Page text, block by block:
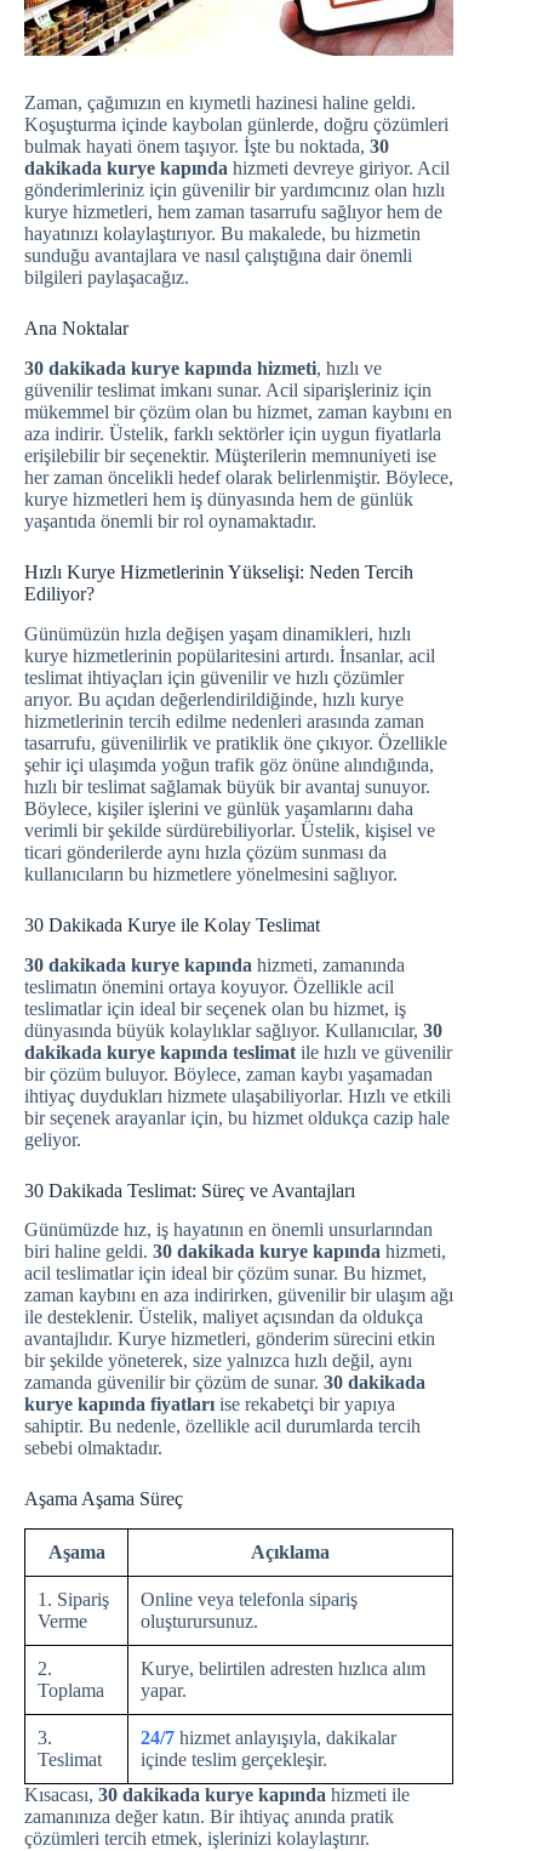
Zaman, çağımızın en kıymetli hazinesi haline geldi.
Koşuşturma içinde kaybolan günlerde, doğru çözümleri
bulmak hayati önem taşıyor. İşte bu noktada, 30
dakikada kurye kapında hizmeti devreye giriyor. Acil
gönderimleriniz için güvenilir bir yardımcınız olan hızlı
kurye hizmetleri, hem zaman tasarrufu sağlıyor hem de
hayatınızı kolaylaştırıyor. Bu makalede, bu hizmetin
sunduğu avantajlara ve nasıl çalıştığına dair önemli
bilgileri paylaşacağız.
Ana Noktalar
30 dakikada kurye kapında hizmeti, hızlı ve
güvenilir teslimat imkanı sunar. Acil siparişleriniz için
mükemmel bir çözüm olan bu hizmet, zaman kaybını en
aza indirir. Üstelik, farklı sektörler için uygun fiyatlarla
erişilebilir bir seçenektir. Müşterilerin memnuniyeti ise
her zaman öncelikli hedef olarak belirlenmiştir. Böylece,
kurye hizmetleri hem iş dünyasında hem de günlük
yaşantıda önemli bir rol oynamaktadır.
Hızlı Kurye Hizmetlerinin Yükselişi: Neden Tercih
Ediliyor?
Günümüzün hızla değişen yaşam dinamikleri, hızlı
kurye hizmetlerinin popülaritesini artırdı. İnsanlar, acil
teslimat ihtiyaçları için güvenilir ve hızlı çözümler
arıyor. Bu açıdan değerlendirildiğinde, hızlı kurye
hizmetlerinin tercih edilme nedenleri arasında zaman
tasarrufu, güvenilirlik ve pratiklik öne çıkıyor. Özellikle
şehir içi ulaşımda yoğun trafik göz önüne alındığında,
hızlı bir teslimat sağlamak büyük bir avantaj sunuyor.
Böylece, kişiler işlerini ve günlük yaşamlarını daha
verimli bir şekilde sürdürebiliyorlar. Üstelik, kişisel ve
ticari gönderilerde aynı hızla çözüm sunması da
kullanıcıların bu hizmetlere yönelmesini sağlıyor.
30 Dakikada Kurye ile Kolay Teslimat
30 dakikada kurye kapında hizmeti, zamanında
teslimatın önemini ortaya koyuyor. Özellikle acil
teslimatlar için ideal bir seçenek olan bu hizmet, iş
dünyasında büyük kolaylıklar sağlıyor. Kullanıcılar, 30
dakikada kurye kapında teslimat ile hızlı ve güvenilir
bir çözüm buluyor. Böylece, zaman kaybı yaşamadan
ihtiyaç duydukları hizmete ulaşabiliyorlar. Hızlı ve etkili
bir seçenek arayanlar için, bu hizmet oldukça cazip hale
geliyor.
30 Dakikada Teslimat: Süreç ve Avantajları
Günümüzde hız, iş hayatının en önemli unsurlarından
biri haline geldi. 30 dakikada kurye kapında hizmeti,
acil teslimatlar için ideal bir çözüm sunar. Bu hizmet,
zaman kaybını en aza indirirken, güvenilir bir ulaşım ağı
ile desteklenir. Üstelik, maliyet açısından da oldukça
avantajlıdır. Kurye hizmetleri, gönderim sürecini etkin
bir şekilde yöneterek, size yalnızca hızlı değil, aynı
zamanda güvenilir bir çözüm de sunar. 30 dakikada
kurye kapında fiyatları ise rekabetçi bir yapıya
sahiptir. Bu nedenle, özellikle acil durumlarda tercih
sebebi olmaktadır.
Aşama Aşama Süreç
Aşama Açıklama
1. Sipariş
Verme
Online veya telefonla sipariş
oluşturursunuz.
2.
Toplama
Kurye, belirtilen adresten hızlıca alım
yapar.
3.
Teslimat
24/7 hizmet anlayışıyla, dakikalar
içinde teslim gerçekleşir.
Kısacası, 30 dakikada kurye kapında hizmeti ile
zamanınıza değer katın. Bir ihtiyaç anında pratik
çözümleri tercih etmek, işlerinizi kolaylaştırır.